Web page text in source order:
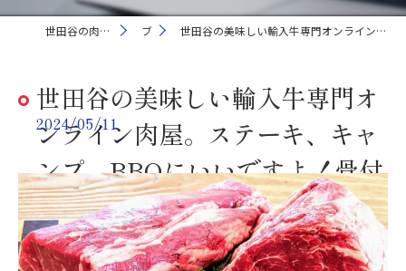
世田谷の肉屋ならLa Boucherie Louis ブログ 世田谷の美味しい輸入牛専門オンライン肉屋。ステーキ、キャンプ、BBQにいいですよ！骨付き肉もあります！
世田谷の美味しい輸入牛専門オ
ンライン肉屋。ステーキ、キャ
ンプ、BBQにいいですよ！骨付
き肉もあります！
2024/05/11